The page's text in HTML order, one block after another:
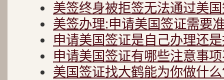
美签终身被拒签无法通过美
美签办理:申请美国签证需要
申请美国签证是自己办理还
申请美国签证有哪些注意事
美国签证找大鹤能为你做什